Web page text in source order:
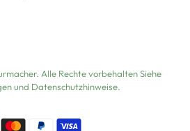
. Alle Rechte vorbehalten Siehe
und Datenschutzhinweise.